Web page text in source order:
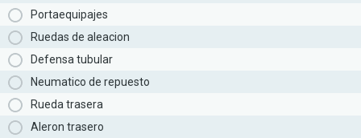
Portaequipajes
Ruedas de aleacion
Defensa tubular
Neumatico de repuesto
Rueda trasera
Aleron trasero